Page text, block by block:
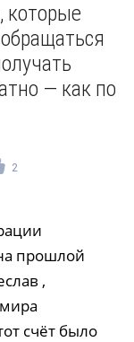
которые
— как по
2
прошлой
,
счёт было